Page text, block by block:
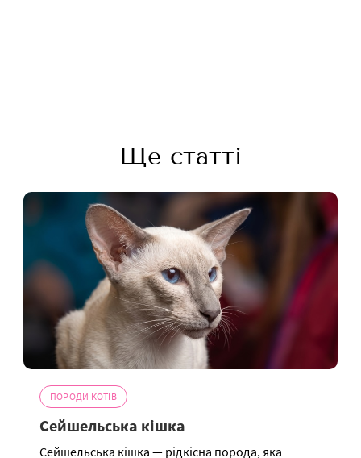
Ще статті
ПОРОДИ КОТІВ
Сейшельська кішка
Сейшельська кішка — рідкісна порода, яка